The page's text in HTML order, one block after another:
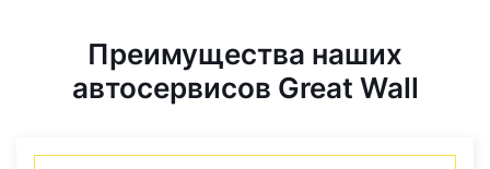
Преимущества наших
автосервисов Great Wall